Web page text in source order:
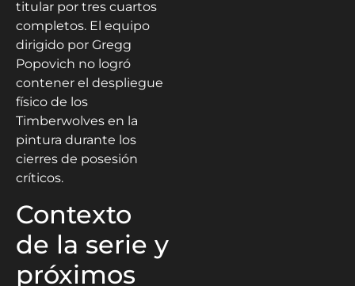
titular por tres cuartos
completos. El equipo
dirigido por Gregg
Popovich no logró
contener el despliegue
físico de los
Timberwolves en la
pintura durante los
cierres de posesión
críticos.
Contexto
de la serie y
próximos